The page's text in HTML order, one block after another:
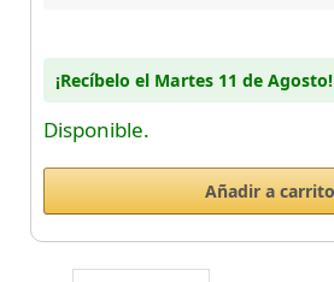
¡Recíbelo el Martes 11 de Agosto!
Disponible.